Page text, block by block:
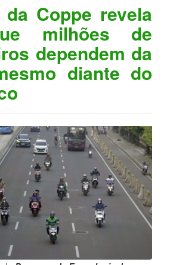
da Coppe revela
milhões de
dependem da
diante do